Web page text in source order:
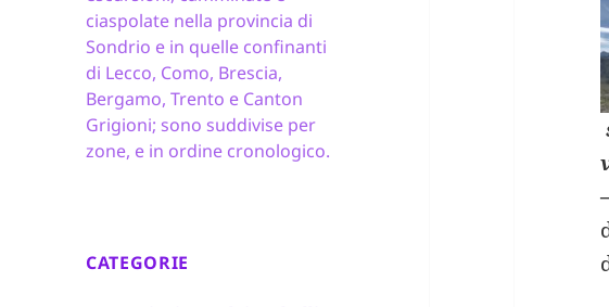
ciaspolate nella provincia di
Sondrio e in quelle confinanti
di Lecco, Como, Brescia,
Bergamo, Trento e Canton
Grigioni; sono suddivise per
zone, e in ordine cronologico.
CATEGORIE